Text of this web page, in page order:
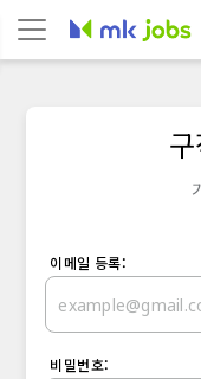
이메일 등록:
비밀번호: